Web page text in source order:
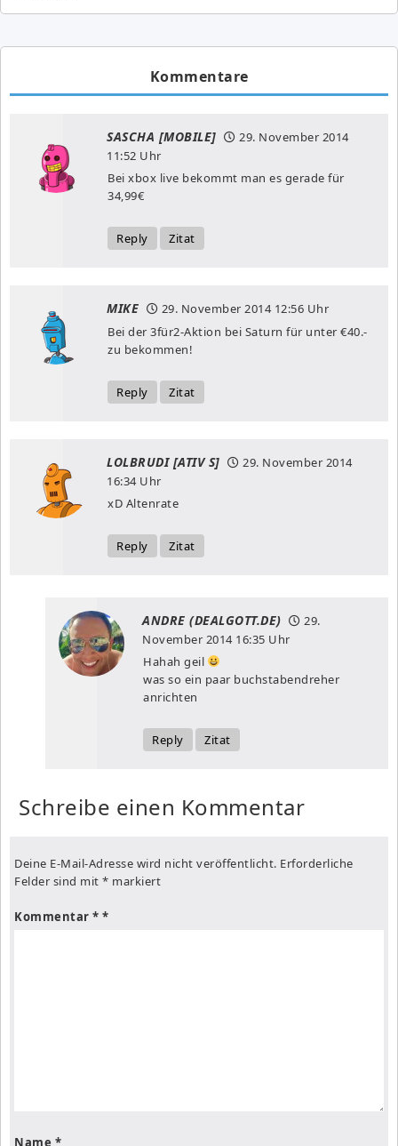
Kommentare
SASCHA [MOBILE]
29. November 2014
11:52 Uhr
Bei xbox live bekommt man es gerade für
34,99€
Reply Zitat
MIKE 29. November 201412:56 Uhr
Bei der 3für2-Aktion bei Saturn für unter €40.-
zu bekommen!
Reply Zitat
LOLBRUDI [ATIV S]
29. November 2014
16:34 Uhr
xD Altenrate
Reply Zitat
ANDRE (DEALGOTT.DE)
29.
November 201416:35 Uhr
Hahah geil
was so ein paar buchstabendreher
anrichten
Reply Zitat
Schreibe einen Kommentar
Deine E-Mail-Adresse wird nicht veröffentlicht. Erforderliche
Felder sind mit * markiert
Kommentar *
Name *